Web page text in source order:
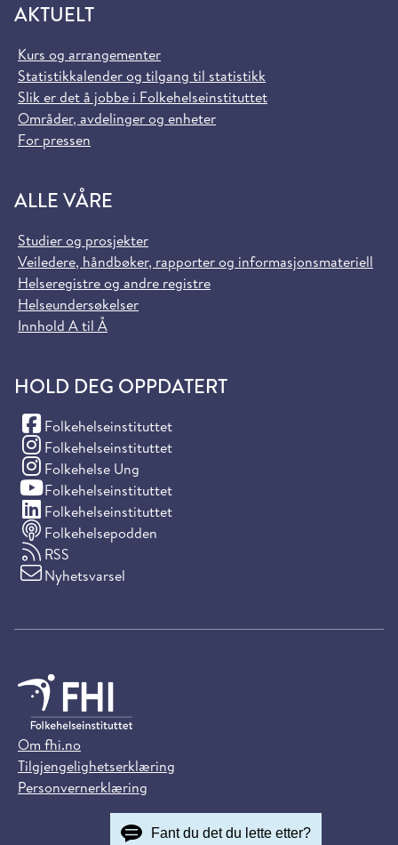
AKTUELT
Kurs og arrangementer
Statistikkalender og tilgang til statistikk
Slik er det å jobbe i Folkehelseinstituttet
Områder, avdelinger og enheter
For pressen
ALLE VÅRE
Studier og prosjekter
Veiledere, håndbøker, rapporter og informasjonsmateriell
Helseregistre og andre registre
Helseundersøkelser
Innhold A til Å
HOLD DEG OPPDATERT
Folkehelseinstituttet
(Facebook)
Folkehelseinstituttet
(Instagram)
Folkehelse Ung
(Instagram)
Folkehelseinstituttet
(YouTube)
Folkehelseinstituttet
(LinkedIn)
Folkehelsepodden
RSS
Nyhetsvarsel
Om fhi.no
Tilgjengelighetserklæring
Personvernerklæring
Fant du det du lette etter?